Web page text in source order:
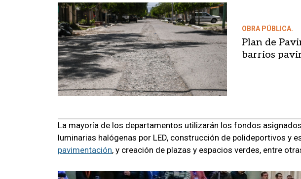
OBRA PÚBLICA.
Plan de
barrios
La mayoría de los departamentos utilizarán los fondos
luminarias halógenas por LED, construcción de polideportivos y
pavimentación, y creación de plazas y espacios verdes, entre